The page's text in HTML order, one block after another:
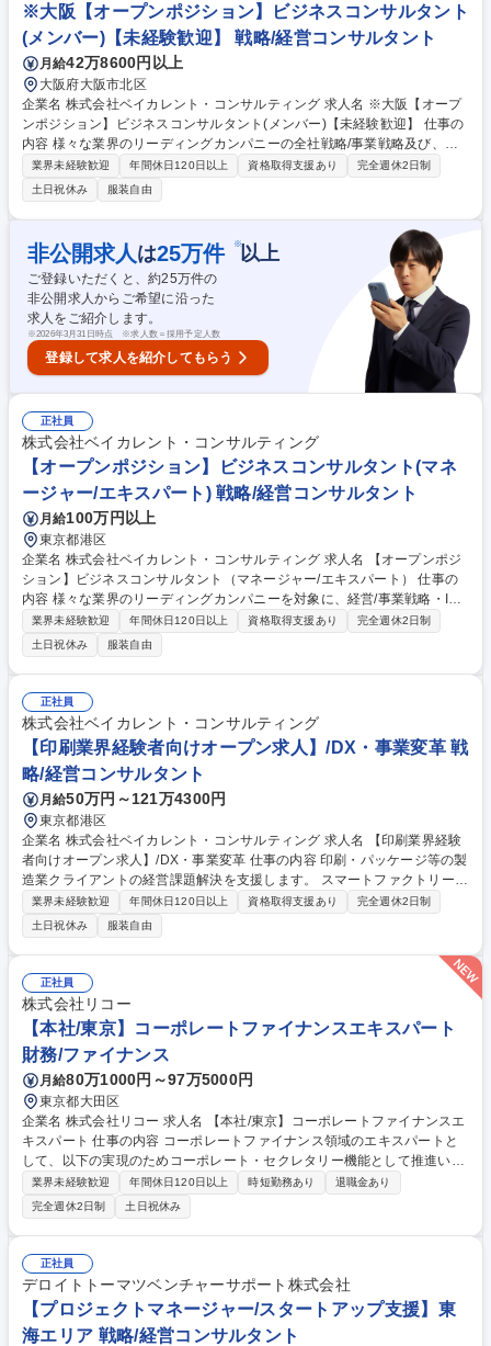
連携し、ロジカルさを掛け合わせた新たなクリエイティブ開発に携われま
す 募集職種 【クリエイティブディレクター】新規立上げ組織/戦略立案～
クリエイティブ開発
※大阪【オープンポジション】ビジネスコンサルタント
(メンバー)【未経験歓迎】 戦略/経営コンサルタント
月給42万8600円以上
大阪府大阪市北区
企業名 株式会社ベイカレント・コンサルティング 求人名 ※大阪【オープ
ンポジション】ビジネスコンサルタント(メンバー)【未経験歓迎】 仕事の
内容 様々な業界のリーディングカンパニーの全社戦略/事業戦略及び、戦
略実現に向けたオペレーション検討/実行支援等、様々な課題解決を横断的
に担当頂きます。 【プロジェクト事例】★銀行：モバイルペイメントサー
ビス立上げにおける事業戦略策定 ★素材：生成AIによる製鉄会社の安全対
策効率化 ★ハイテク：中国ロボティクス市場への新規参入戦略策定/推進
★ヘルスケア：製剤データのマネジメントシステム構築 ★航空：航空会社
のデジタルマーケティングの高度化 ★小売：データアナリティクスを活用
した店舗出店戦略支援 ★官公庁：スマートシティ事業の海外展開戦略の策
定 など 募集職種 ※大阪【オープンポジション】ビジネスコンサルタント
(メンバー)【未経験歓迎】
業界未経験歓迎 年間休日120日以上 資格取得支援あり
完全週休2日制
土日祝休み
服装自由
非公開求人 は25万件 ※以上
ご登録いただくと、約25万件の
非公開求人からご希望に沿った
求人をご紹介します。
※2026年3月31日時点 ※求人数＝採用予定人数
登録して求人を紹介してもらう
正社員
株式会社ベイカレント・コンサルティング
【オープンポジション】ビジネスコンサルタント(マネ
ージャー/エキスパート) 戦略/経営コンサルタント
月給100万円以上
東京都港区
企業名 株式会社ベイカレント・コンサルティング 求人名 【オープンポジ
ション】ビジネスコンサルタント（マネージャー/エキスパート） 仕事の
内容 様々な業界のリーディングカンパニーを対象に、経営/事業戦略・I
T・業務改革等、あらゆる領域の全社戦略/事業戦略及び、戦略実現に向け
たオペレーション検討/実行支援等、様々な課題解決をリードして頂きま
す。 【プロジェクト事例】★モビリティサービスの市場性評価と戦略立案
（MaaS）★次世代ITインフラへのコストマネジメント改革 ★Web3時代
における金融業界の在り方と事業機会の探索 ★消費財メーカーにおける生
産拠点再編戦略の推進 ★データアナリティクスを活用した店舗出店戦略支
援 ★不動産経済圏構築による事業拡大戦略 【参考（他プロジェクト
例）】https://www.baycurrent.co.jp/project/ 募集職種 【オープンポジショ
ン】ビジネスコンサルタント（マネージャー/エキスパート）
業界未経験歓迎 年間休日120日以上 資格取得支援あり
完全週休2日制
土日祝休み
服装自由
正社員
株式会社ベイカレント・コンサルティング
【印刷業界経験者向けオープン求人】/DX・事業変革 戦
略/経営コンサルタント
月給50万円～121万4300円
東京都港区
企業名 株式会社ベイカレント・コンサルティング 求人名 【印刷業界経験
者向けオープン求人】/DX・事業変革 仕事の内容 印刷・パッケージ等の製
造業クライアントの経営課題解決を支援します。 スマートファクトリー
化、デジタル技術を活用した業務変革（DX）、新事業創出など、最重要
プロジェクトを推進します。 ■印刷工場の生産プロセス自動化・IoT導入に
よるDX推進支援 ■出版印刷から商業、パッケージ印刷への事業転換・戦略
策定 ■サプライチェーン（原材料調達から配送）の最適化・コスト削減 ■
環境配慮型素材（脱プラ等）への対応やサステナビリティ戦略推進 ■M&A
に伴うシステム統合、組織再編、PMO業務の実行支援 募集職種 【印刷業
界経験者向けオープン求人】/DX・事業変革
業界未経験歓迎 年間休日120日以上 資格取得支援あり
完全週休2日制
土日祝休み
服装自由
正社員
株式会社リコー
【本社/東京】コーポレートファイナンスエキスパート
財務/ファイナンス
月給80万1000円～97万5000円
東京都大田区
企業名 株式会社リコー 求人名 【本社/東京】コーポレートファイナンスエ
キスパート 仕事の内容 コーポレートファイナンス領域のエキスパートと
して、以下の実現のためコーポレート・セクレタリー機能として推進いた
だきます。 ・ファイナンスの専門性および投資家視点から、取締役会室の
機能全般に 関わり、企業価値向上の成果につなげていく。 ・コーポレー
トセクレタリーの支援を主導し、コーポレート・セクレタリー機能および
取締役会室機能の高度化を図る。 ・株主をはじめとしたステークホルダー
の期待や懸念を的確に反映し、ガバナンスや経営の意思決定に反映してい
く。 ・経営力強化につながる監督機能の高度化を図る。 募集職種 【本社/
東京】コーポレートファイナンスエキスパート
業界未経験歓迎 年間休日120日以上 時短勤務あり
退職金あり
完全週休2日制
土日祝休み
正社員
デロイトトーマツベンチャーサポート株式会社
【プロジェクトマネージャー/スタートアップ支援】東
海エリア 戦略/経営コンサルタント